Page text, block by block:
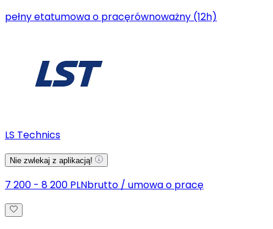
pełny etatumowa o pracęrównoważny (12h)
LS Technics
Nie zwlekaj z aplikacją!
7 200 - 8 200 PLNbrutto / umowa o pracę